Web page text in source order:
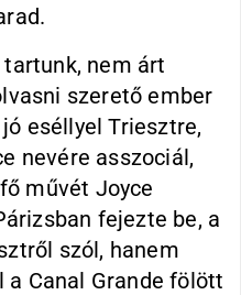
nem árt
szerető ember
eséllyel Triesztre,
nevére asszociál,
művét Joyce
fejezte be, a
szól, hanem
a Canal Grande fölött